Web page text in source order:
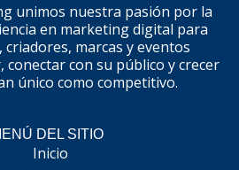
unimos nuestra pasión por la
en marketing digital para
marcas y eventos
conectar con su público y crecer
único como competitivo.
DEL SITIO
Inicio